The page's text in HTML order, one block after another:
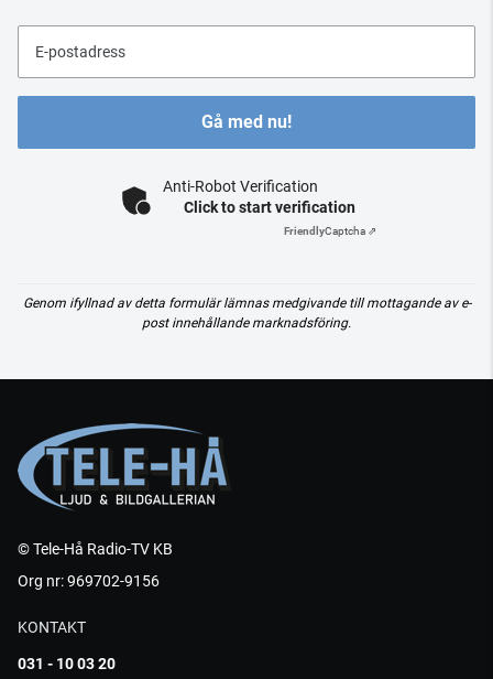
E-postadress
Gå med nu!
Anti-Robot Verification
Click to start verification
FriendlyCaptcha ⇗
Genom ifyllnad av detta formulär lämnas medgivande till mottagande av e-
post innehållande marknadsföring.
© Tele-Hå Radio-TV KB
Org nr: 969702-9156
KONTAKT
031 - 10 03 20